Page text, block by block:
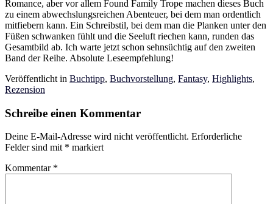
Romance, aber vor allem Found Family Trope machen dieses Buch
zu einem abwechslungsreichen Abenteuer, bei dem man ordentlich
mitfiebern kann. Ein Schreibstil, bei dem man die Planken unter den
Füßen schwanken fühlt und die Seeluft riechen kann, runden das
Gesamtbild ab. Ich warte jetzt schon sehnsüchtig auf den zweiten
Band der Reihe. Absolute Leseempfehlung!
Veröffentlicht in Buchtipp, Buchvorstellung, Fantasy, Highlights,
Rezension
Schreibe einen Kommentar
Deine E-Mail-Adresse wird nicht veröffentlicht. Erforderliche
Felder sind mit * markiert
Kommentar *